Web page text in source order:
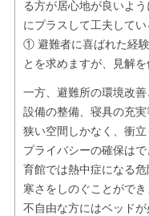
る方が居心地が良いよ
にプラスして工夫してい
① 避難者に喜ばれた経
とを求めますが、見解を
一方、避難所の環境改
設備の整備、寝具の充
狭い空間しかなく、衝
プライバシーの確保は
育館では熱中症になる
寒さをしのぐことがで
不自由な方にはベッド